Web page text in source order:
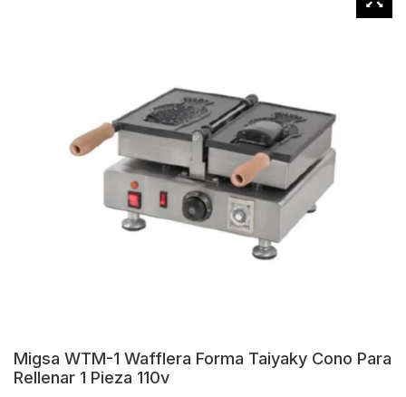
Migsa WTM-1 Wafflera Forma Taiyaky Cono Para
Rellenar 1 Pieza 110v